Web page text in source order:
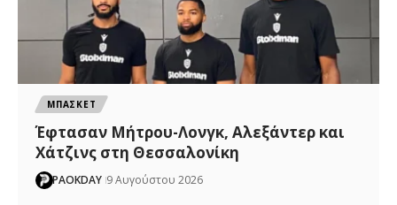
ΜΠΑΣΚΕΤ
Έφτασαν Μήτρου-Λονγκ, Αλεξάντερ και
Χάτζινς στη Θεσσαλονίκη
PAOKDAY 9 Αυγούστου 2026